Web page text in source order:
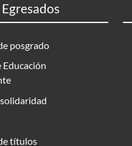
Egresados
posgrado
Educación
títulos